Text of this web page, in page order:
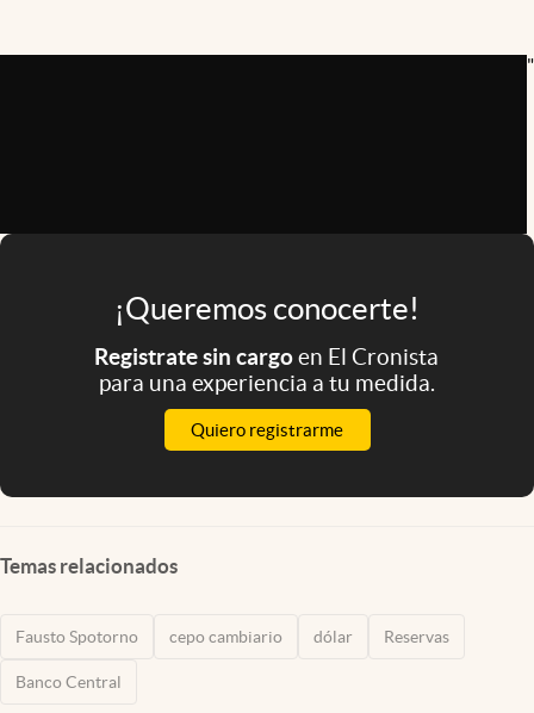
abre en nueva pestaña
Argentina
"
¡Queremos conocerte!
Registrate sin cargoen El Cronista
para una experiencia a tu medida.
Quiero registrarme
Temas relacionados
Fausto Spotorno cepo cambiario dólar Reservas
Banco Central